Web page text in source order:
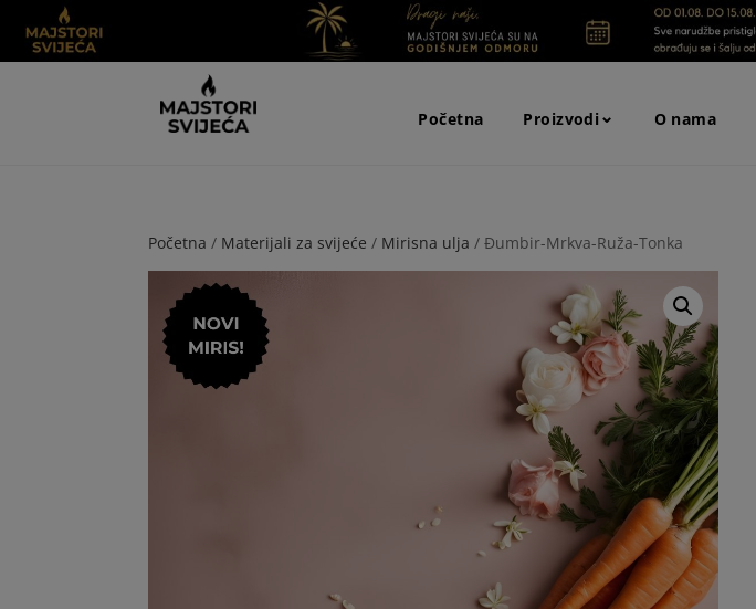
Početna Proizvodi ⌄ O nama
Početna / Materijali za svijeće / Mirisna ulja / Đumbir-Mrkva-Ruža-Tonka